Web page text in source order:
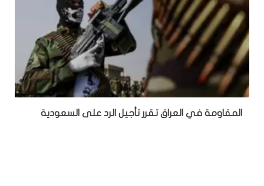
المقاومة في العراق تقرر تأجيل الرد على السعودية